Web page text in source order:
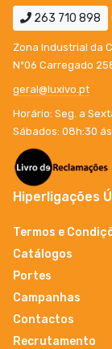
263 710 898
Zona Industrial da
Nº06 Carregado
geral@luxivo.pt
Horário: Seg. a
Sábados: 08h:30 ás
Hiperligações
Termos e
Catálogos
Portes
Campanhas
Contactos
Recrutamento